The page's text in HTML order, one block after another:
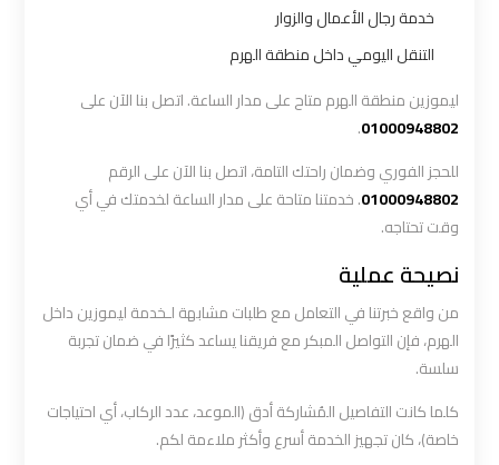
خدمة رجال الأعمال والزوار
التنقل اليومي داخل منطقة الهرم
ليموزين منطقة الهرم متاح على مدار الساعة. اتصل بنا الآن على
01000948802
.
للحجز الفوري وضمان راحتك التامة، اتصل بنا الآن على الرقم
01000948802. خدمتنا متاحة على مدار الساعة لخدمتك في أي
وقت تحتاجه.
نصيحة عملية
من واقع خبرتنا في التعامل مع طلبات مشابهة لـخدمة ليموزين داخل
الهرم، فإن التواصل المبكر مع فريقنا يساعد كثيرًا في ضمان تجربة
سلسة.
كلما كانت التفاصيل المُشاركة أدق (الموعد، عدد الركاب، أي احتياجات
خاصة)، كان تجهيز الخدمة أسرع وأكثر ملاءمة لكم.
اسكندرية
ليموزين
المطار
ليموزين
توصيل
المطار
ليموزين